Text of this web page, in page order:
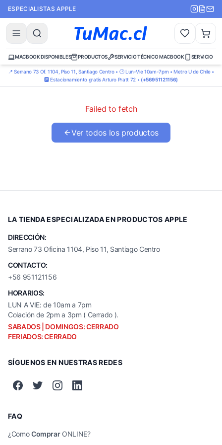
ESPECIALISTAS APPLE
MACBOOK DISPONIBLES PRODUCTOS SERVICIO TÉCNICO MACBOOK SERVICIO
📍 Serrano 73 Of. 1104, Piso 11, Santiago Centro • 🕒 Lun-Vie 10am-7pm • Metro U de Chile •
🅿️ Estacionamiento gratis Arturo Pratt 72 • (+56951121156)
Failed to fetch
Ver todos los productos
LA TIENDA ESPECIALIZADA EN PRODUCTOS APPLE
DIRECCIÓN:
Serrano 73 Oficina 1104, Piso 11, Santiago Centro
CONTACTO:
+56 951121156
HORARIOS:
LUN A VIE: de 10am a 7pm
Colación de 2pm a 3pm ( Cerrado ).
SABADOS | DOMINGOS: CERRADO
FERIADOS: CERRADO
SÍGUENOS EN NUESTRAS REDES
FAQ
¿ComoComprarONLINE?